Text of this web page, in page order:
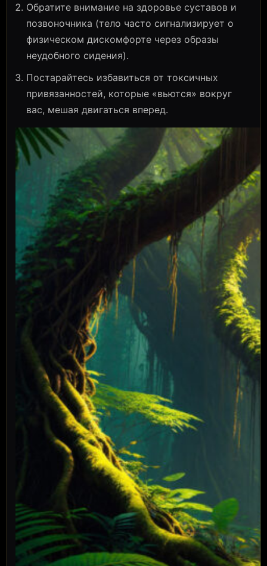
Обратите внимание на здоровье суставов и
позвоночника (тело часто сигнализирует о
физическом дискомфорте через образы
неудобного сидения).
Постарайтесь избавиться от токсичных
привязанностей, которые «вьются» вокруг
вас, мешая двигаться вперед.